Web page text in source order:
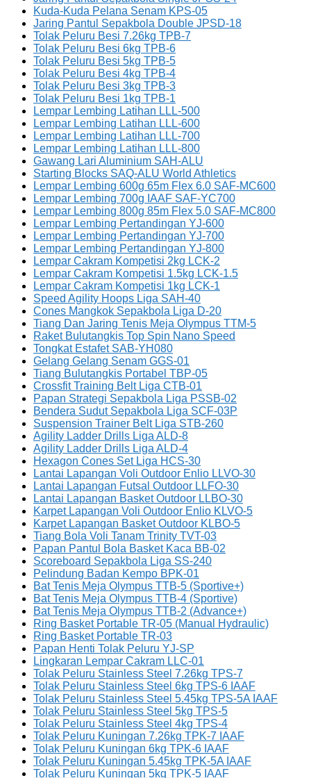
Kuda-Kuda Pelana Senam KPS-05
Jaring Pantul Sepakbola Double JPSD-18
Tolak Peluru Besi 7.26kg TPB-7
Tolak Peluru Besi 6kg TPB-6
Tolak Peluru Besi 5kg TPB-5
Tolak Peluru Besi 4kg TPB-4
Tolak Peluru Besi 3kg TPB-3
Tolak Peluru Besi 1kg TPB-1
Lempar Lembing Latihan LLL-500
Lempar Lembing Latihan LLL-600
Lempar Lembing Latihan LLL-700
Lempar Lembing Latihan LLL-800
Gawang Lari Aluminium SAH-ALU
Starting Blocks SAQ-ALU World Athletics
Lempar Lembing 600g 65m Flex 6.0 SAF-MC600
Lempar Lembing 700g IAAF SAF-YC700
Lempar Lembing 800g 85m Flex 5.0 SAF-MC800
Lempar Lembing Pertandingan YJ-600
Lempar Lembing Pertandingan YJ-700
Lempar Lembing Pertandingan YJ-800
Lempar Cakram Kompetisi 2kg LCK-2
Lempar Cakram Kompetisi 1.5kg LCK-1.5
Lempar Cakram Kompetisi 1kg LCK-1
Speed Agility Hoops Liga SAH-40
Cones Mangkok Sepakbola Liga D-20
Tiang Dan Jaring Tenis Meja Olympus TTM-5
Raket Bulutangkis Top Spin Nano Speed
Tongkat Estafet SAB-YH080
Gelang Gelang Senam GGS-01
Tiang Bulutangkis Portabel TBP-05
Crossfit Training Belt Liga CTB-01
Papan Strategi Sepakbola Liga PSSB-02
Bendera Sudut Sepakbola Liga SCF-03P
Suspension Trainer Belt Liga STB-260
Agility Ladder Drills Liga ALD-8
Agility Ladder Drills Liga ALD-4
Hexagon Cones Set Liga HCS-30
Lantai Lapangan Voli Outdoor Enlio LLVO-30
Lantai Lapangan Futsal Outdoor LLFO-30
Lantai Lapangan Basket Outdoor LLBO-30
Karpet Lapangan Voli Outdoor Enlio KLVO-5
Karpet Lapangan Basket Outdoor KLBO-5
Tiang Bola Voli Tanam Trinity TVT-03
Papan Pantul Bola Basket Kaca BB-02
Scoreboard Sepakbola Liga SS-240
Pelindung Badan Kempo BPK-01
Bat Tenis Meja Olympus TTB-5 (Sportive+)
Bat Tenis Meja Olympus TTB-4 (Sportive)
Bat Tenis Meja Olympus TTB-2 (Advance+)
Ring Basket Portable TR-05 (Manual Hydraulic)
Ring Basket Portable TR-03
Papan Henti Tolak Peluru YJ-SP
Lingkaran Lempar Cakram LLC-01
Tolak Peluru Stainless Steel 7.26kg TPS-7
Tolak Peluru Stainless Steel 6kg TPS-6 IAAF
Tolak Peluru Stainless Steel 5.45kg TPS-5A IAAF
Tolak Peluru Stainless Steel 5kg TPS-5
Tolak Peluru Stainless Steel 4kg TPS-4
Tolak Peluru Kuningan 7.26kg TPK-7 IAAF
Tolak Peluru Kuningan 6kg TPK-6 IAAF
Tolak Peluru Kuningan 5.45kg TPK-5A IAAF
Tolak Peluru Kuningan 5kg TPK-5 IAAF